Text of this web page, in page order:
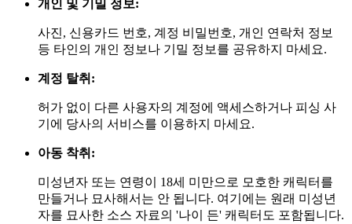
개인 및 기밀 정보:
사진, 신용카드 번호, 계정 비밀번호, 개인 연락처 정보
등 타인의 개인 정보나 기밀 정보를 공유하지 마세요.
계정 탈취:
허가 없이 다른 사용자의 계정에 액세스하거나 피싱 사
기에 당사의 서비스를 이용하지 마세요.
아동 착취:
미성년자 또는 연령이 18세 미만으로 모호한 캐릭터를
만들거나 묘사해서는 안 됩니다. 여기에는 원래 미성년
자를 묘사한 소스 자료의 '나이 든' 캐릭터도 포함됩니다.